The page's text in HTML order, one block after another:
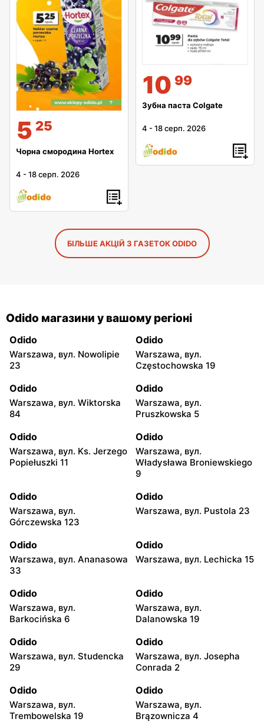
5 25
Чорна смородина Hortex
4 -18 серп. 2026
10 99
Зубна паста Colgate
4 -18 серп. 2026
БІЛЬШЕ АКЦІЙ З ГАЗЕТОК ODIDO
Odido магазини у вашому регіоні
Odido
Warszawa, вул. Nowolipie
23
Odido
Warszawa, вул.
Częstochowska 19
Odido
Warszawa, вул. Wiktorska
84
Odido
Warszawa, вул.
Pruszkowska 5
Odido
Warszawa, вул. Ks. Jerzego
Popiełuszki 11
Odido
Warszawa, вул.
Władysława Broniewskiego
9
Odido
Warszawa, вул.
Górczewska 123
Odido
Warszawa, вул. Pustola 23
Odido
Warszawa, вул. Ananasowa
33
Odido
Warszawa, вул. Lechicka 15
Odido
Warszawa, вул.
Barkocińska 6
Odido
Warszawa, вул.
Dalanowska 19
Odido
Warszawa, вул. Studencka
29
Odido
Warszawa, вул. Josepha
Conrada 2
Odido
Warszawa, вул.
Trembowelska 19
Odido
Warszawa, вул.
Brązownicza 4